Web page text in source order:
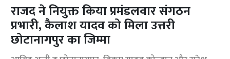
राजद ने नियुक्त किया प्रमंडलवार संगठन
प्रभारी, कैलाश यादव को मिला उत्तरी
छोटानागपुर का जिम्मा